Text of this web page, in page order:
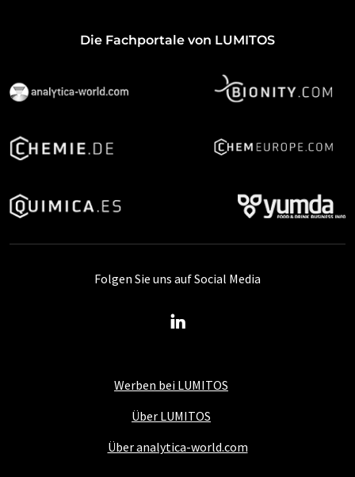
Die Fachportale von LUMITOS
Werben bei LUMITOS
Über LUMITOS
Über analytica-world.com
Folgen Sie uns auf Social Media